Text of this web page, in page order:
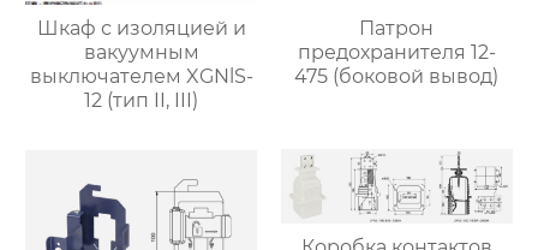
Шкаф с изоляцией и
вакуумным
выключателем XGNlS-
12 (тип II, III)
Патрон
предохранителя 12-
475 (боковой вывод)